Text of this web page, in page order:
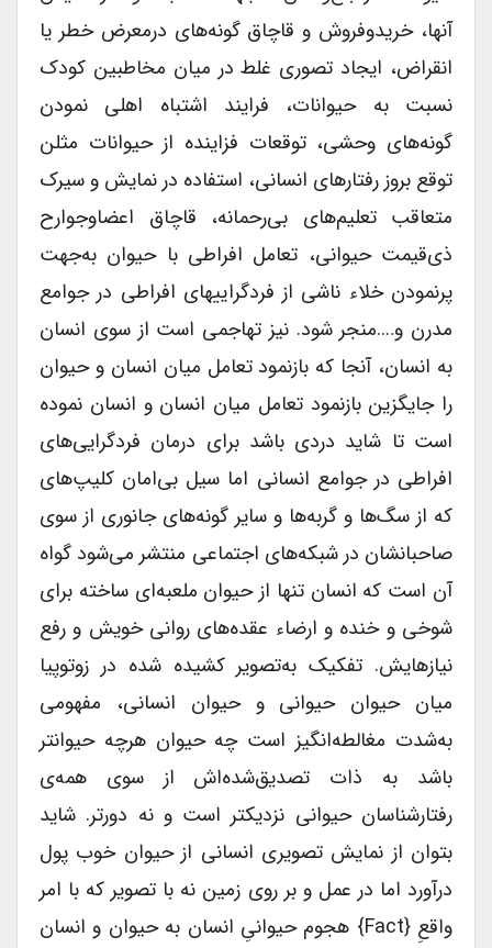
آنها، خریدوفروش و قاچاق گونه‌های درمعرض خطر یا
انقراض، ایجاد تصوری غلط در میان مخاطبین کودک
نسبت به حیوانات، فرایند اشتباه اهلی نمودن
گونه‌های وحشی، توقعات فزاینده از حیوانات مثلن
توقع بروز رفتارهای انسانی، استفاده‌ در نمایش و سیرک
متعاقب تعلیم‌های بی‌رحمانه، قاچاق اعضاوجوارح
ذی‌قیمت حیوانی، تعامل افراطی با حیوان به‌جهت
پرنمودن خلاء ناشی از فردگراییهای افراطی در جوامع
مدرن و….منجر شود. نیز تهاجمی است از سوی انسان
به انسان، آنجا که بازنمود تعامل میان انسان و حیوان
را جایگزین بازنمود تعامل میان انسان و انسان نموده
است تا شاید دردی باشد برای درمان فردگرایی‌های
افراطی در جوامع انسانی اما سیل بی‌امان کلیپ‌های
که از سگ‌ها و گربه‌ها و سایر گونه‌های جانوری از سوی
صاحبانشان در شبکه‌های اجتماعی منتشر می‌شود گواه
آن است که انسان تنها از حیوان ملعبه‌ای ساخته برای
شوخی و خنده و ارضاء عقده‌های روانی خویش و رفع
نیازهایش. تفکیک به‌تصویر کشیده شده در زوتوپیا
میان حیوان حیوانی و حیوان انسانی، مفهومی
به‌شدت مغالطه‌انگیز است چه حیوان هرچه حیوانتر
باشد به ذات تصدیق‌شده‌اش از سوی همه‌ی
رفتارشناسان حیوانی نزدیکتر است و نه دورتر. شاید
بتوان از نمایش تصویری انسانی از حیوان خوب پول
درآورد اما در عمل و بر روی زمین نه با تصویر که با امر
واقعِ {fact} هجوم حیوانیِ انسان به حیوان و انسان